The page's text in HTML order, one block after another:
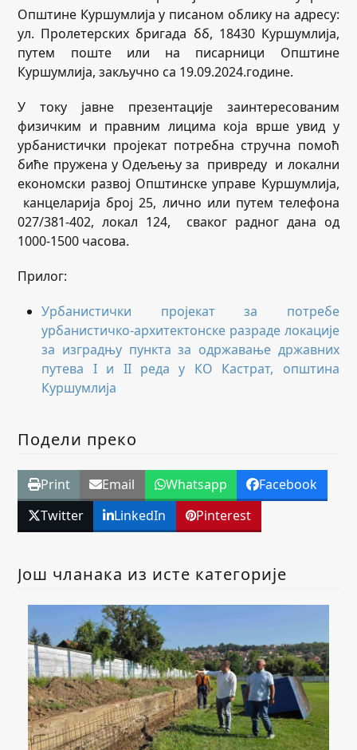
Општине Куршумлија у писаном облику на адресу:
ул. Пролетерских бригада бб, 18430 Куршумлија,
путем поште или на писарници Општине
Куршумлија, закључно са 19.09.2024.године.
У току јавне презентације заинтересованим
физичким и правним лицима која врше увид у
урбанистички пројекат потребна стручна помоћ
биће пружена у Одељењу за привреду и локални
економски развој Општинске управе Куршумлија,
канцеларија број 25, лично или путем телефона
027/381-402, локал 124, сваког радног дана од
1000-1500 часова.
Прилог:
Урбанистички пројекат за потребе
урбанистичко-архитектонске разраде локације
за изградњу пункта за одржавање државних
путева I и II реда у КО Кастрат, општина
Куршумлија
Подели преко
Print Email Whatsapp
Facebook
Twitter
LinkedIn Pinterest
Још чланака из исте категорије